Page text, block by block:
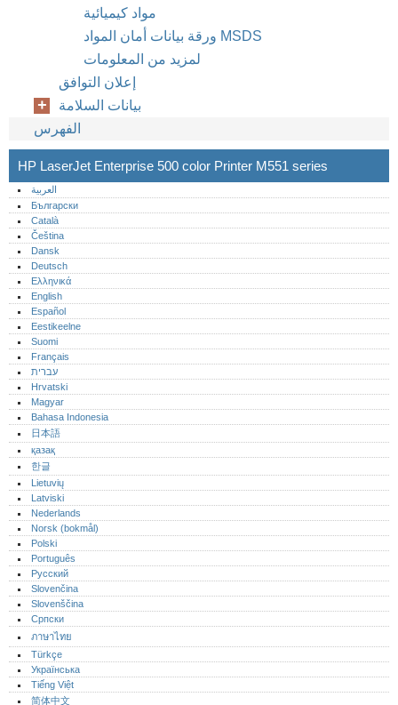
مواد كيميائية
ورقة بيانات أمان المواد MSDS
لمزيد من المعلومات
إعلان التوافق
بيانات السلامة
الفهرس
HP LaserJet Enterprise 500 color Printer M551 series
العربية
Български
Català
Čeština
Dansk
Deutsch
Ελληνικά
English
Español
Eestikeelne
Suomi
Français
עברית
Hrvatski
Magyar
Bahasa Indonesia
日本語
қазақ
한글
Lietuvių
Latviski
Nederlands
Norsk (bokmål)‎
Polski
Português‎
Русский
Slovenčina
Slovenščina
Српски
ภาษาไทย
Türkçe
Українська
Tiếng Việt
简体中文